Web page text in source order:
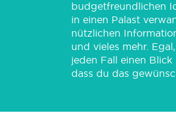
budgetfreundlichen
in einen Palast
nützlichen
und vieles mehr.
jeden Fall einen
dass du das